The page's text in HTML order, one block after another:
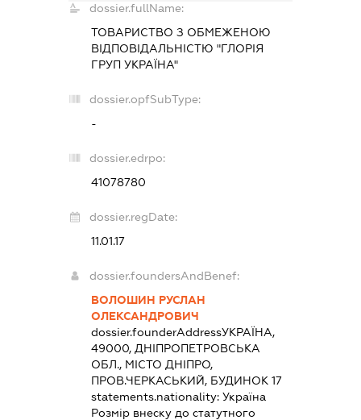
dossier.fullName:
ТОВАРИСТВО З ОБМЕЖЕНОЮ
ВІДПОВІДАЛЬНІСТЮ "ГЛОРІЯ
ГРУП УКРАЇНА"
dossier.opfSubType:
-
dossier.edrpo:
41078780
dossier.regDate:
11.01.17
dossier.foundersAndBenef:
ВОЛОШИН РУСЛАН
ОЛЕКСАНДРОВИЧ
dossier.founderAddressУКРАЇНА,
49000, ДНІПРОПЕТРОВСЬКА
ОБЛ., МІСТО ДНІПРО,
ПРОВ.ЧЕРКАСЬКИЙ, БУДИНОК 17
statements.nationality: Україна
Розмір внеску до статутного